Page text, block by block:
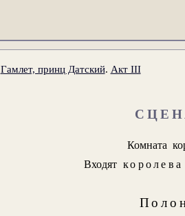
Гамлет, принц Датский. Акт III
Комната
Входяткоролева